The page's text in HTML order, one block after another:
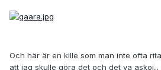
Och här är en kille som man inte ofta
att jag skulle göra det och det va askoj,,